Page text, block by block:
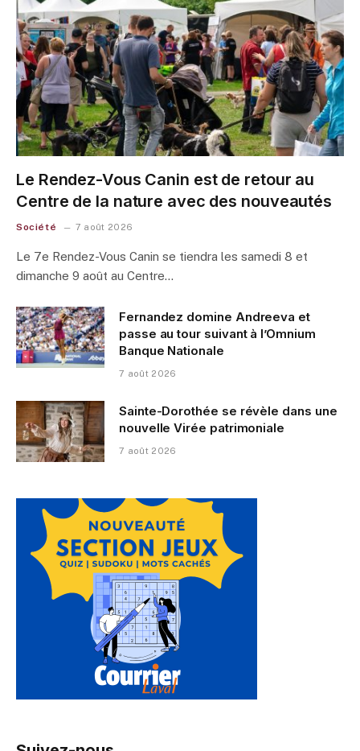
Le Rendez-Vous Canin est de retour au
Centre de la nature avec des nouveautés
Société 7 août 2026
Le 7e Rendez-Vous Canin se tiendra les samedi 8 et
dimanche 9 août au Centre…
Fernandez domine Andreeva et
passe au tour suivant à l’Omnium
Banque Nationale
7 août 2026
Sainte-Dorothée se révèle dans une
nouvelle Virée patrimoniale
7 août 2026